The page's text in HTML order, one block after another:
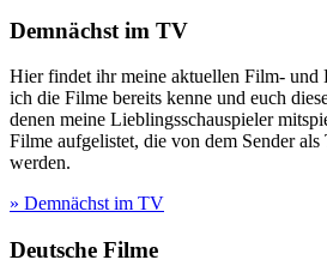
Demnächst im TV
Hier findet ihr meine aktuellen Film- und
ich die Filme bereits kenne und euch
denen meine Lieblingsschauspieler
Filme aufgelistet, die von dem Sender
werden.
» Demnächst im TV
Deutsche Filme